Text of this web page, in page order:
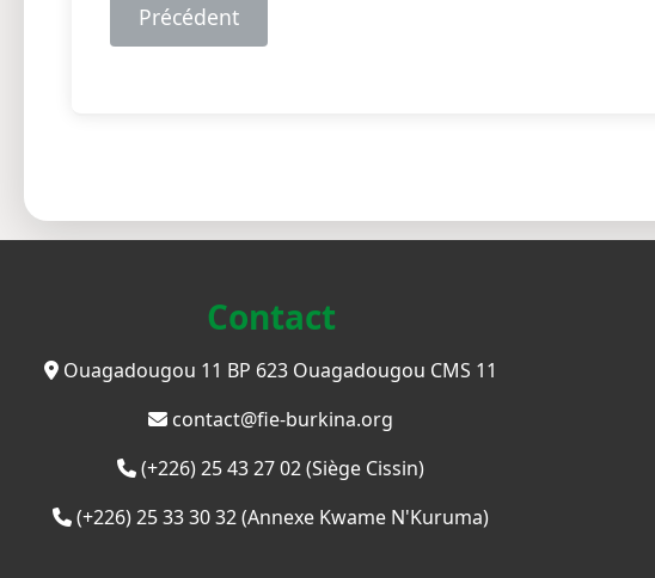
Précédent
Contact
Ouagadougou 11 BP 623 Ouagadougou CMS 11
contact@fie-burkina.org
(+226) 25 43 27 02 (Siège Cissin)
(+226) 25 33 30 32 (Annexe Kwame N'Kuruma)